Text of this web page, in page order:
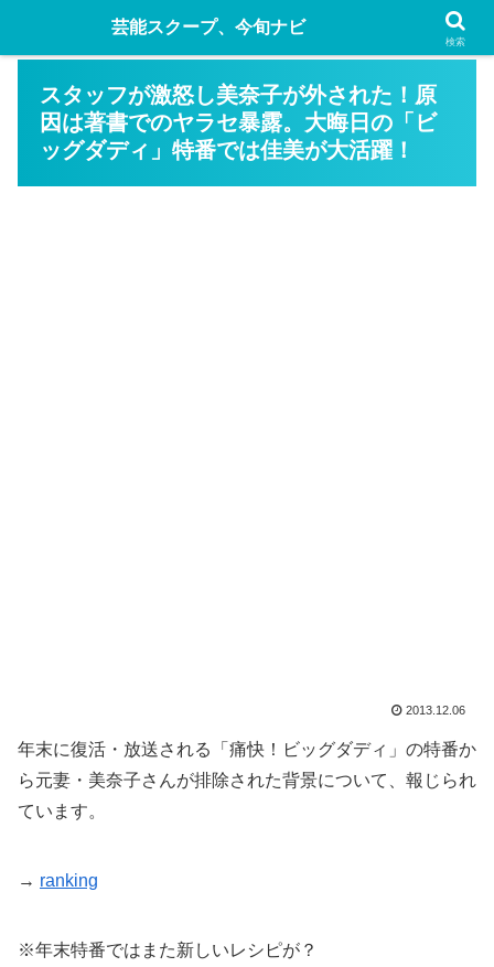
スタッフが激怒し美奈子が外された！原
因は著書でのヤラセ暴露。大晦日の「ビ
ッグダディ」特番では佳美が大活躍！
2013.12.06
年末に復活・放送される「痛快！ビッグダディ」の特番か
ら元妻・美奈子さんが排除された背景について、報じられ
ています。
→ ranking
※年末特番ではまた新しいレシピが？
芸能スクープ、今旬ナビ
検索